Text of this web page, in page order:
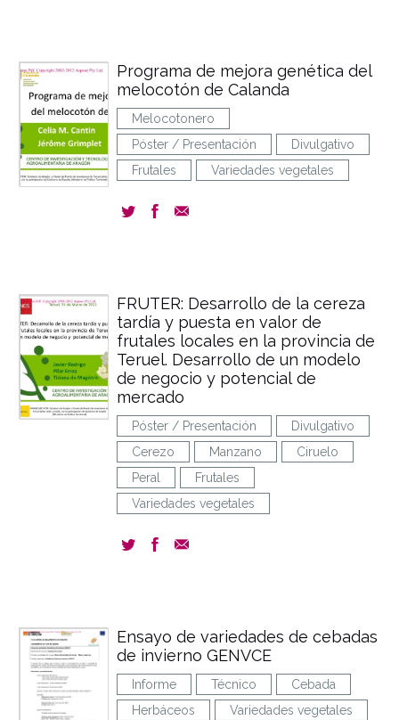
Programa de mejora genética del
melocotón de Calanda
Melocotonero
Póster / Presentación
Divulgativo
Frutales
Variedades vegetales
FRUTER: Desarrollo de la cereza
tardía y puesta en valor de
frutales locales en la provincia de
Teruel. Desarrollo de un modelo
de negocio y potencial de
mercado
Póster / Presentación
Divulgativo
Cerezo
Manzano
Ciruelo
Peral
Frutales
Variedades vegetales
Ensayo de variedades de cebadas
de invierno GENVCE
Informe Técnico
Cebada
Herbáceos
Variedades vegetales